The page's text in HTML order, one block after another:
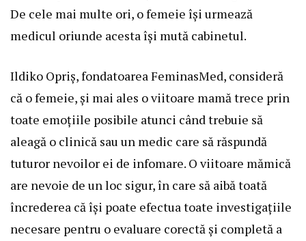
De cele mai multe ori, o femeie își urmează
medicul oriunde acesta își mută cabinetul.
Ildiko Opriș, fondatoarea FeminasMed, consideră
că o femeie, și mai ales o viitoare mamă trece prin
toate emoțiile posibile atunci când trebuie să
aleagă o clinică sau un medic care să răspundă
tuturor nevoilor ei de infomare. O viitoare mămică
are nevoie de un loc sigur, în care să aibă toată
încrederea că își poate efectua toate investigațiile
necesare pentru o evaluare corectă și completă a